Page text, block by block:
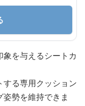
を与えるシートカ
る専用クッション
勢を維持できま